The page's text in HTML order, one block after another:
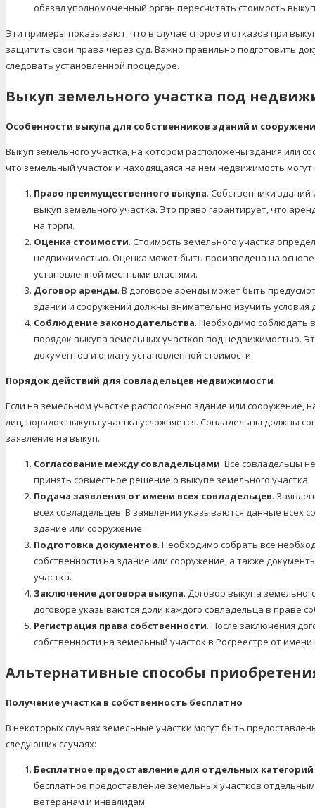
обязал уполномоченный орган пересчитать стоимость
Эти примеры показывают, что в случае споров и отказов при
защитить свои права через суд. Важно правильно подготовить
следовать установленной процедуре.
Выкуп земельного участка под
Особенности выкупа для собственников зданий и
Выкуп земельного участка, на котором расположены здания или
что земельный участок и находящаяся на нем недвижимость
Право преимущественного выкупа. Собственники
выкуп земельного участка. Это право гарантирует, что
на торги.
Оценка стоимости. Стоимость земельного участка
недвижимостью. Оценка может быть произведена на
установленной местными властями.
Договор аренды. В договоре аренды может быть
зданий и сооружений должны внимательно изучить условия
Соблюдение законодательства. Необходимо соблюдать
порядок выкупа земельных участков под недвижимостью.
документов и оплату установленной стоимости.
Порядок действий для совладельцев недвижимости
Если на земельном участке расположено здание или сооружение,
лиц, порядок выкупа участка усложняется. Совладельцы должны
заявление на выкуп.
Согласование между совладельцами. Все совладельцы
принять совместное решение о выкупе земельного участка.
Подача заявления от имени всех совладельцев.
всех совладельцев. В заявлении указываются данные всех
здание или сооружение.
Подготовка документов. Необходимо собрать все
собственности на здание или сооружение, а также
участка.
Заключение договора выкупа. Договор выкупа
договоре указываются доли каждого совладельца в праве
Регистрация права собственности. После заключения
собственности на земельный участок в Росреестре от
Альтернативные способы
Получение участка в собственность бесплатно
В некоторых случаях земельные участки могут быть
следующих случаях:
Бесплатное предоставление для отдельных
бесплатное предоставление земельных участков
ветеранам и инвалидам.